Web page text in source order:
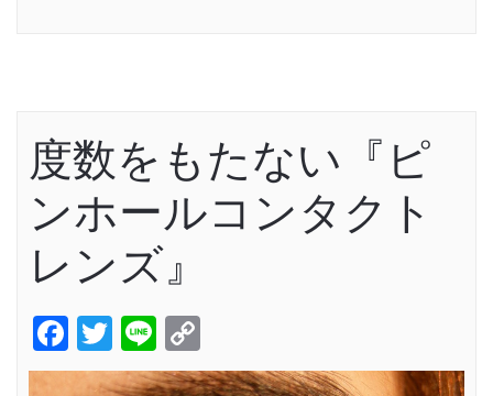
度数をもたない『ピ
ンホールコンタクト
レンズ』
Facebook
Twitter
Line
Link